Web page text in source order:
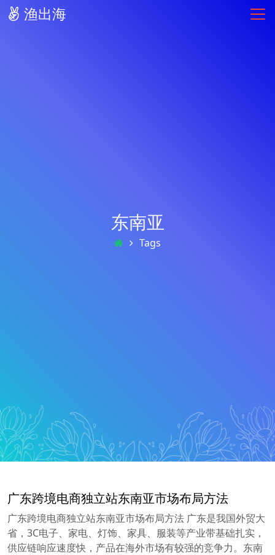
渔出海
东南亚
Tags
广东跨境电商独立站东南亚市场布局方法
广东跨境电商独立站东南亚市场布局方法 广东是我国外贸大
省，3C电子、家电、灯饰、家具、服装等产业带基础扎实，
供应链响应速度快，产品在海外市场有较强的竞争力。东南